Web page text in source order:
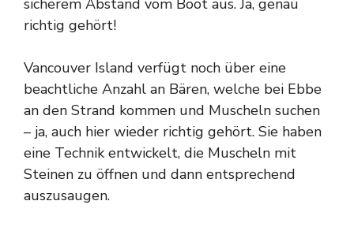
richtig gehört!
Vancouver Island verfügt noch über eine
beachtliche Anzahl an Bären, welche bei Ebbe
an den Strand kommen und Muscheln suchen
– ja, auch hier wieder richtig gehört. Sie haben
eine Technik entwickelt, die Muscheln mit
Steinen zu öffnen und dann entsprechend
auszusaugen.